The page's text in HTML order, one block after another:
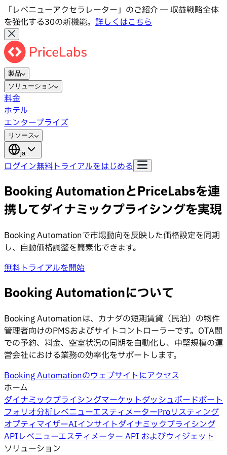
「レベニューアクセラレーター」のご紹介 ― 収益戦略全体
を強化する30の新機能。 詳しくはこちら
製品
ソリューション
料金
ホテル
エンタープライズ
リソース
ja
ログイン無料トライアルをはじめる
Booking AutomationとPriceLabsを連
携してダイナミックプライシングを実現
Booking Automationで市場動向を反映した価格設定を同期
し、自動価格調整を簡素化できます。
無料トライアルを開始
Booking Automationについて
Booking Automationは、カナダの短期賃貸（民泊）の物件
管理者向けのPMSおよびサイトコントローラーです。OTA間
での予約、料金、空室状況の同期を自動化し、中堅規模の運
営会社における業務の効率化をサポートします。
Booking Automationのウェブサイトにアクセス
ホーム
ダイナミックプライシングマーケットダッシュボードポート
フォリオ分析レベニューエスティメーターProリスティング
オプティマイザーAIインサイトダイナミックプライシング
APIレベニューエスティメーター API およびウィジェット
ソリューション